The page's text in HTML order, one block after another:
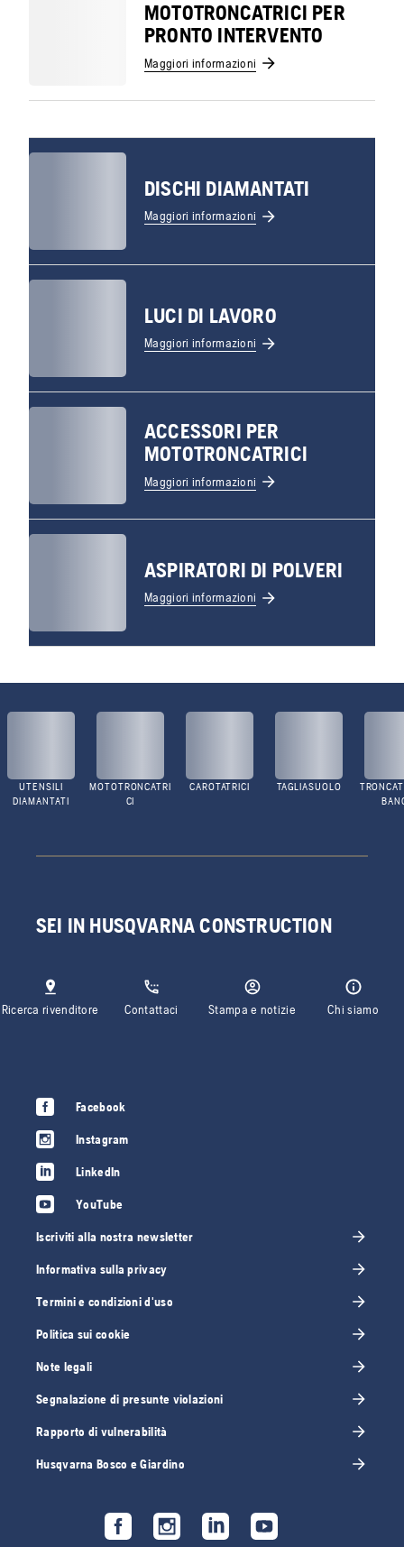
MOTOTRONCATRICI PER
PRONTO INTERVENTO
Maggiori informazioni
DISCHI DIAMANTATI
Maggiori informazioni
LUCI DI LAVORO
Maggiori informazioni
ACCESSORI PER
MOTOTRONCATRICI
Maggiori informazioni
ASPIRATORI DI POLVERI
Maggiori informazioni
UTENSILI
DIAMANTATI
MOTOTRONCATRI
CI
CAROTATRICI TAGLIASUOLO
SEI IN HUSQVARNA CONSTRUCTION
Ricerca rivenditore Contattaci Stampa e notizie Chi siamo
Facebook
Instagram
LinkedIn
YouTube
Iscriviti alla nostra newsletter
Informativa sulla privacy
Termini e condizioni d'uso
Politica sui cookie
Note legali
Segnalazione di presunte violazioni
Rapporto di vulnerabilità
Husqvarna Bosco e Giardino